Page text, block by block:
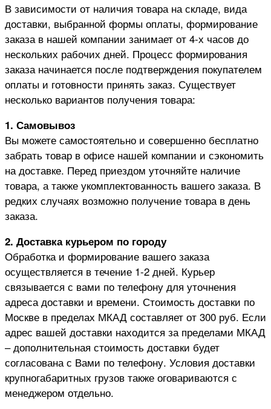
В зависимости от наличия товара на складе, вида
доставки, выбранной формы оплаты, формирование
заказа в нашей компании занимает от 4-х часов до
нескольких рабочих дней. Процесс формирования
заказа начинается после подтверждения покупателем
оплаты и готовности принять заказ. Существует
несколько вариантов получения товара:
1. Самовывоз
Вы можете самостоятельно и совершенно бесплатно
забрать товар в офисе нашей компании и сэкономить
на доставке. Перед приездом уточняйте наличие
товара, а также укомплектованность вашего заказа. В
редких случаях возможно получение товара в день
заказа.
2. Доставка курьером по городу
Обработка и формирование вашего заказа
осуществляется в течение 1-2 дней. Курьер
связывается с вами по телефону для уточнения
адреса доставки и времени. Стоимость доставки по
Москве в пределах МКАД составляет от 300 руб. Если
адрес вашей доставки находится за пределами МКАД
– дополнительная стоимость доставки будет
согласована с Вами по телефону. Условия доставки
крупногабаритных грузов также оговариваются с
менеджером отдельно.